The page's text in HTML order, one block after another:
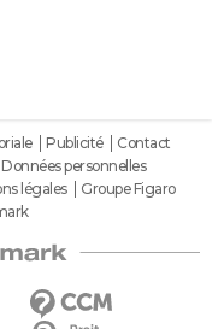
Publicité
Contact
Données personnelles
légales
Groupe Figaro